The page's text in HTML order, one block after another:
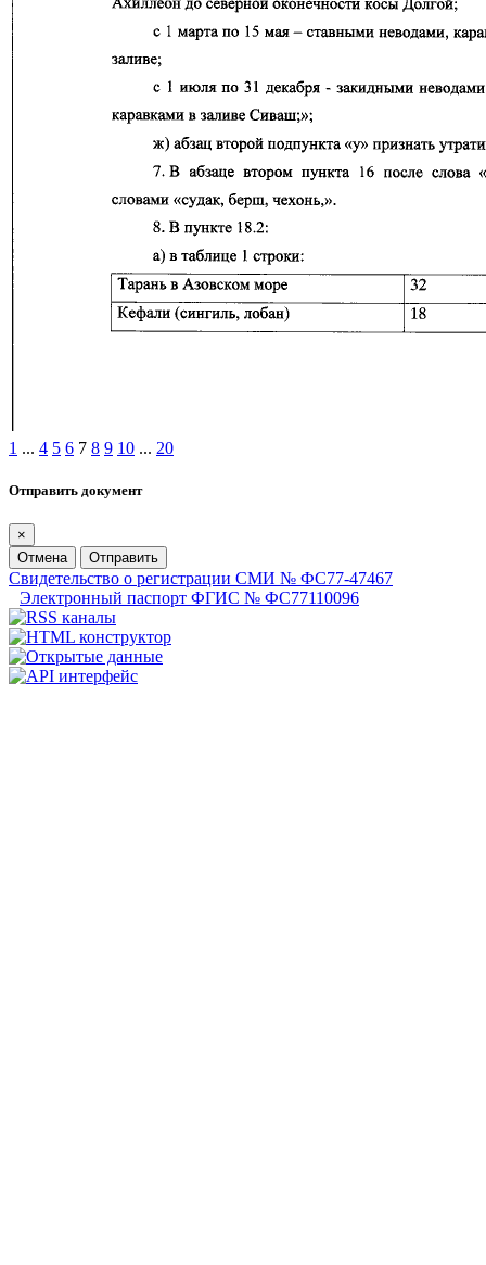
1 ... 4 5 6 7 8 9 10 ... 20
Отправить документ
×
Отмена
Отправить
Свидетельство о регистрации СМИ № ФС77-47467
Электронный паспорт ФГИС № ФС77110096